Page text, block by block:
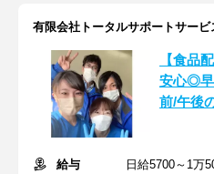
有限会社トータルサポートサー
【食品
安心◎早
前/午後
給与